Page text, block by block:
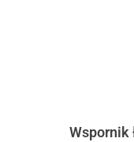
Wspornik